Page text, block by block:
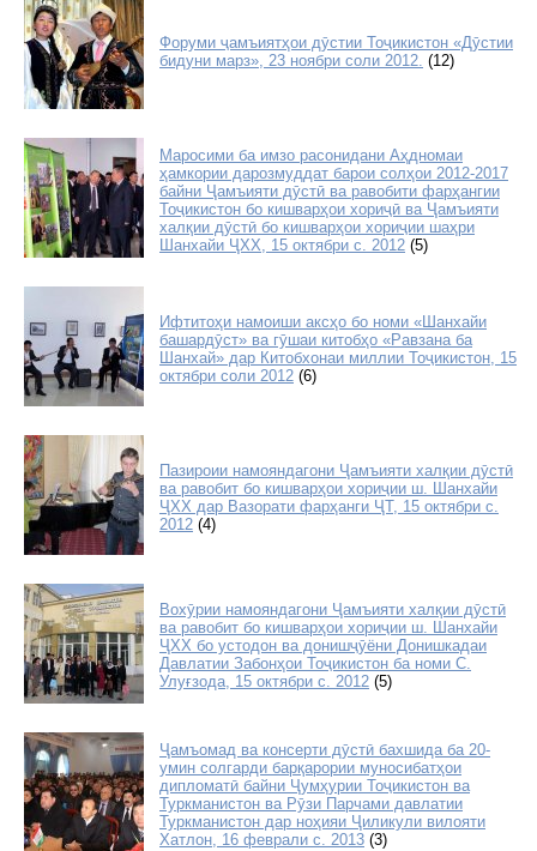
Форуми ҷамъиятҳои дӯстии Тоҷикистон «Дӯстии
бидуни марз», 23 ноябри соли 2012. (12)
Маросими ба имзо расонидани Аҳдномаи
ҳамкории дарозмуддат барои солҳои 2012-2017
байни Ҷамъияти дӯстӣ ва равобити фарҳангии
Тоҷикистон бо кишварҳои хориҷӣ ва Ҷамъияти
халқии дӯстӣ бо кишварҳои хориҷии шаҳри
Шанхайи ҶХХ, 15 октябри с. 2012 (5)
Ифтитоҳи намоиши аксҳо бо номи «Шанхайи
башардӯст» ва гӯшаи китобҳо «Равзана ба
Шанхай» дар Китобхонаи миллии Тоҷикистон, 15
октябри соли 2012 (6)
Пазироии намояндагони Ҷамъияти халқии дӯстӣ
ва равобит бо кишварҳои хориҷии ш. Шанхайи
ҶХХ дар Вазорати фарҳанги ҶТ, 15 октябри с.
2012 (4)
Вохӯрии намояндагони Ҷамъияти халқии дӯстӣ
ва равобит бо кишварҳои хориҷии ш. Шанхайи
ҶХХ бо устодон ва донишҷӯёни Донишкадаи
Давлатии Забонҳои Тоҷикистон ба номи С.
Улуғзода, 15 октябри с. 2012 (5)
Ҷамъомад ва консерти дӯстӣ бахшида ба 20-
умин солгарди барқарории муносибатҳои
дипломатӣ байни Ҷумҳурии Тоҷикистон ва
Туркманистон ва Рӯзи Парчами давлатии
Туркманистон дар ноҳияи Ҷиликули вилояти
Хатлон, 16 феврали с. 2013 (3)